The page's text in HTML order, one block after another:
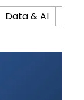
Data & AI